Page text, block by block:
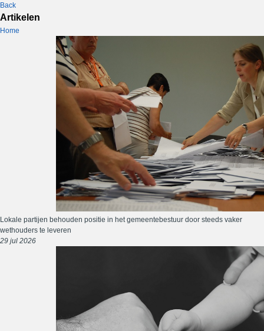
Back
Artikelen
Home
Lokale partijen behouden positie in het gemeentebestuur door steeds vaker
wethouders te leveren
29 jul 2026